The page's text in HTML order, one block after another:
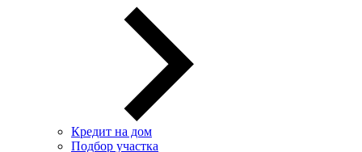
Кредит на дом
Подбор участка